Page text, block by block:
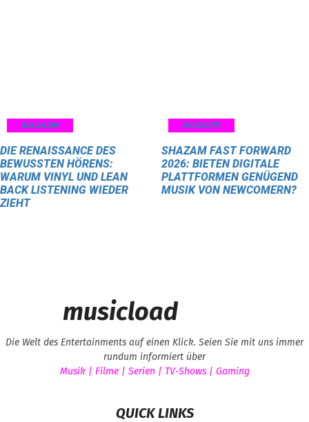
MAGAZIN
DIE RENAISSANCE DES
BEWUSSTEN HÖRENS:
WARUM VINYL UND LEAN
BACK LISTENING WIEDER
ZIEHT
MAGAZIN
SHAZAM FAST FORWARD
2026: BIETEN DIGITALE
PLATTFORMEN GENÜGEND
MUSIK VON NEWCOMERN?
musicload
Die Welt des Entertainments auf einen Klick. Seien Sie mit uns immer
rundum informiert über
Musik | Filme | Serien | TV-Shows | Gaming
QUICK LINKS